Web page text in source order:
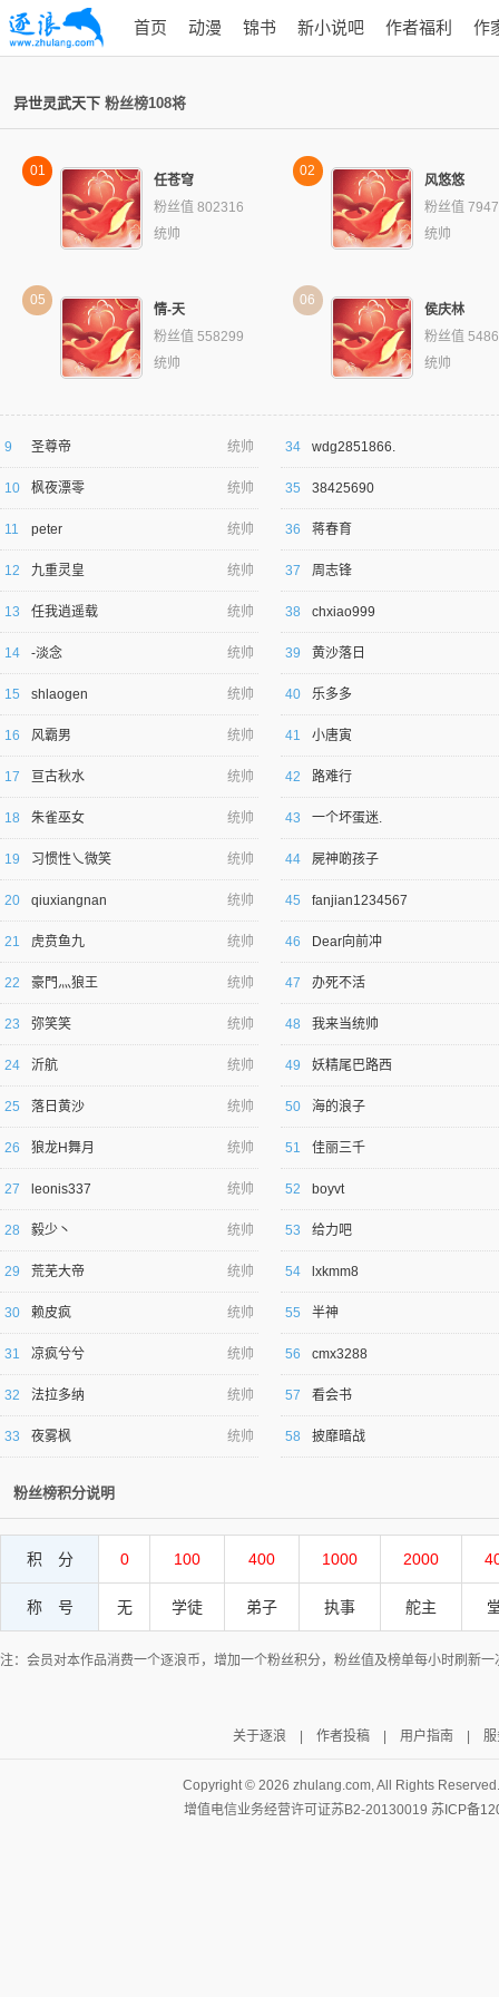
首页 动漫 锦书 新小说吧 作者福利 作
异世灵武天下 粉丝榜108将
01
任苍穹
粉丝值 802316
统帅
02
风悠悠
粉丝值
统帅
05
情-天
粉丝值 558299
统帅
06
侯庆林
粉丝值
统帅
9 圣尊帝 统帅
10 枫夜漂零 统帅
11 peter 统帅
12 九重灵皇 统帅
13 任我逍遥载 统帅
14 -淡念 统帅
15 shlaogen 统帅
16 风霸男 统帅
17 亘古秋水 统帅
18 朱雀巫女 统帅
19 习惯性乀微笑 统帅
20 qiuxiangnan 统帅
21 虎贲鱼九 统帅
22 豪門灬狼王 统帅
23 弥笑笑 统帅
24 沂航 统帅
25 落日黄沙 统帅
26 狼龙Η舞月 统帅
27 leonis337 统帅
28 毅少丶 统帅
29 荒芜大帝 统帅
30 赖皮疯 统帅
31 凉疯兮兮 统帅
32 法拉多纳 统帅
33 夜雾枫 统帅
34 wdg2851866.
35 38425690
36 蒋春育
37 周志锋
38 chxiao999
39 黄沙落日
40 乐多多
41 小唐寅
42 路难行
43 一个坏蛋迷.
44 屍神啲孩子
45 fanjian1234567
46 Dear向前冲
47 办死不活
48 我来当统帅
49 妖精尾巴路西
50 海的浪子
51 佳丽三千
52 boyvt
53 给力吧
54 lxkmm8
55 半神
56 cmx3288
57 看会书
58 披靡暗战
粉丝榜积分说明
积 分 0 100 400 1000 2000
称 号 无 学徒 弟子 执事 舵主
注：会员对本作品消费一个逐浪币，增加一个粉丝积分，粉丝值及榜单每小时刷新一
关于逐浪 作者投稿| 用户指南 服
Copyright © 2026 zhulang.com, All Rights
增值电信业务经营许可证苏B2-20130019 苏ICP备